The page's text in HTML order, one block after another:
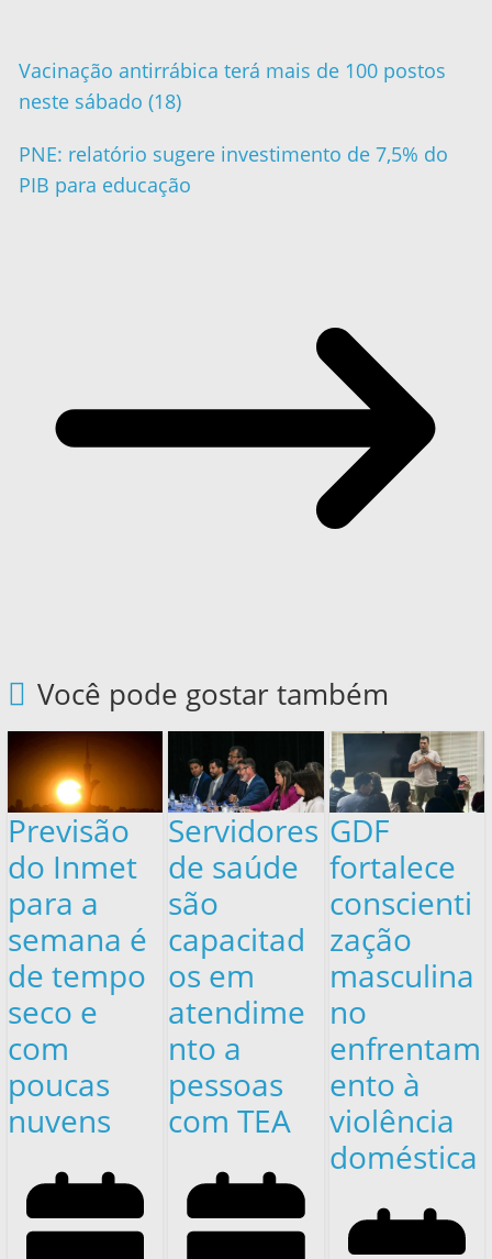
Vacinação antirrábica terá mais de 100 postos
neste sábado (18)
PNE: relatório sugere investimento de 7,5% do
PIB para educação
Você pode gostar também
Previsão
do Inmet
para a
semana é
de tempo
seco e
com
poucas
nuvens
Servidores
de saúde
são
capacitad
os em
atendime
nto a
pessoas
com TEA
GDF
fortalece
conscienti
zação
masculina
no
enfrentam
ento à
violência
doméstica